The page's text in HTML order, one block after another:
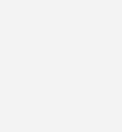
Debatte um den
ist notwendig, konzentriert sich
auf das Thema Erneuerbare